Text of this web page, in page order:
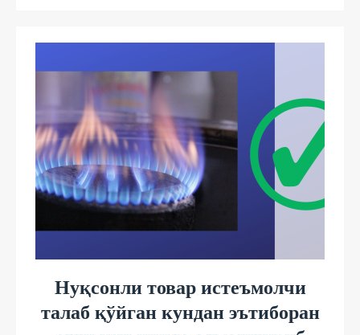
Нуқсонли товар истеъмолчи
талаб қўйган кундан эътиборан